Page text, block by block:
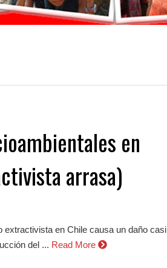
en
arrasa)
en Chile causa un daño casi
del ... Read More